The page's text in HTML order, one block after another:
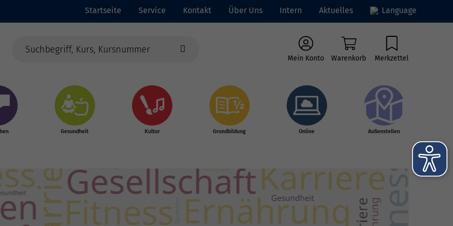
Startseite Service Kontakt Über Uns Intern Aktuelles Language
Mein Konto Warenkorb Merkzettel
Gesundheit Kultur Grundbildung Online Außenstellen